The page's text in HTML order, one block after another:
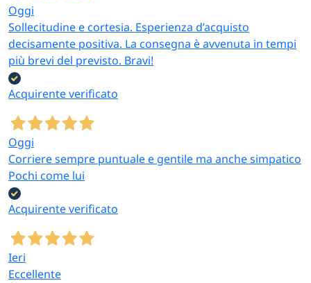
Oggi
Sollecitudine e cortesia. Esperienza d’acquisto
decisamente positiva. La consegna è avvenuta in tempi
più brevi del previsto. Bravi!
Acquirente verificato
Oggi
Corriere sempre puntuale e gentile ma anche simpatico
Pochi come lui
Acquirente verificato
Ieri
Eccellente